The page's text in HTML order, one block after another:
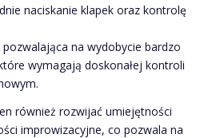
naciskanie klapek oraz kontrolę
pozwalająca na wydobycie bardzo
wymagają doskonałej kontroli
również rozwijać umiejętności
improwizacyjne, co pozwala na